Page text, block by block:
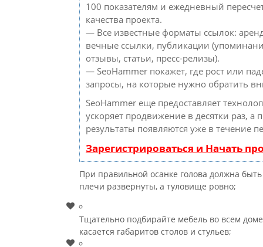
100 показателям и ежедневный
качества проекта.
— Все известные форматы ссылок:
вечные ссылки, публикации
отзывы, статьи, пресс-релизы).
— SeoHammer покажет, где рост или
запросы, на которые нужно обратить
SeoHammer еще предоставляет
ускоряет продвижение в десятки раз, а
результаты появляются уже в течение
Зарегистрироваться и Начать
При правильной осанке голова должна
плечи развернуты, а туловище ровно;
Тщательно подбирайте мебель во всем
касается габаритов столов и стульев;